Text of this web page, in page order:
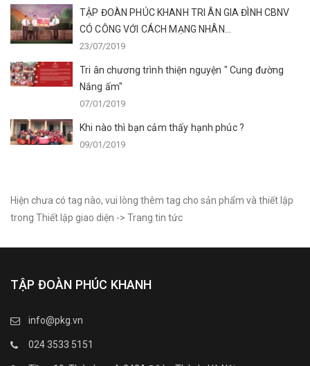
TẬP ĐOÀN PHÚC KHANH TRI ÂN GIA ĐÌNH CBNV
CÓ CÔNG VỚI CÁCH MẠNG NHÂN...
23/07/2019
Tri ân chương trình thiện nguyện " Cung đường
Nắng ấm"
07/01/2019
Khi nào thì bạn cảm thấy hạnh phúc ?
09/01/2019
Hiện chưa có tag nào, vui lòng thêm tag cho sản phẩm và thiết lập
trong Thiết lập giao diện -> Trang tin tức
TẬP ĐOÀN PHÚC KHANH
info@pkg.vn
024 3533 5151